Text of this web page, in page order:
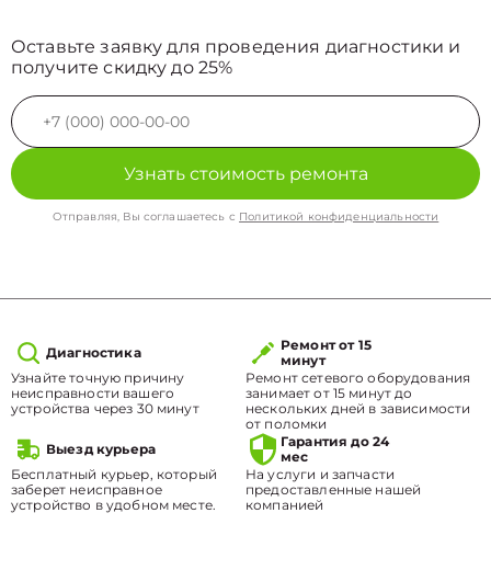
Оставьте заявку для проведения диагностики и
получите скидку до 25%
Узнать стоимость ремонта
Отправляя, Вы соглашаетесь с Политикой конфиденциальности
Диагностика
Узнайте точную причину
неисправности вашего
устройства через 30 минут
Ремонт от 15
минут
Ремонт сетевого оборудования
занимает от 15 минут до
нескольких дней в зависимости
от поломки
Выезд курьера
Бесплатный курьер, который
заберет неисправное
устройство в удобном месте.
Гарантия до 24
мес
На услуги и запчасти
предоставленные нашей
компанией